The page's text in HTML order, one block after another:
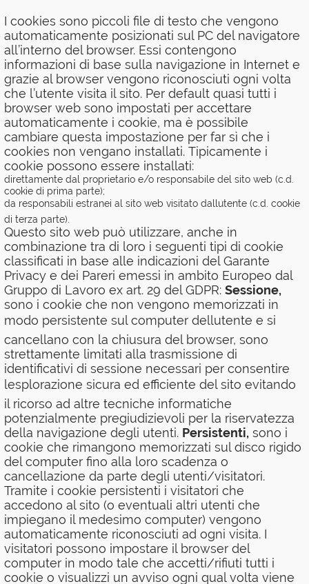
I cookies sono piccoli file di testo che vengono
automaticamente posizionati sul PC del navigatore
all’interno del browser. Essi contengono
informazioni di base sulla navigazione in Internet e
grazie al browser vengono riconosciuti ogni volta
che l’utente visita il sito. Per default quasi tutti i
browser web sono impostati per accettare
automaticamente i cookie, ma è possibile
cambiare questa impostazione per far sì che i
cookies non vengano installati. Tipicamente i
cookie possono essere installati:
direttamente dal proprietario e/o responsabile del sito web (c.d.
cookie di prima parte);
da responsabili estranei al sito web visitato dallutente (c.d. cookie
di terza parte).
Questo sito web può utilizzare, anche in
combinazione tra di loro i seguenti tipi di cookie
classificati in base alle indicazioni del Garante
Privacy e dei Pareri emessi in ambito Europeo dal
Gruppo di Lavoro ex art. 29 del GDPR:Sessione,
sono i cookie che non vengono memorizzati in
modo persistente sul computer dellutente e si
cancellano con la chiusura del browser, sono
strettamente limitati alla trasmissione di
identificativi di sessione necessari per consentire
lesplorazione sicura ed efficiente del sito evitando
il ricorso ad altre tecniche informatiche
potenzialmente pregiudizievoli per la riservatezza
della navigazione degli utenti. Persistenti, sono i
cookie che rimangono memorizzati sul disco rigido
del computer fino alla loro scadenza o
cancellazione da parte degli utenti/visitatori.
Tramite i cookie persistenti i visitatori che
accedono al sito (o eventuali altri utenti che
impiegano il medesimo computer) vengono
automaticamente riconosciuti ad ogni visita. I
visitatori possono impostare il browser del
computer in modo tale che accetti/rifiuti tutti i
cookie o visualizzi un avviso ogni qual volta viene